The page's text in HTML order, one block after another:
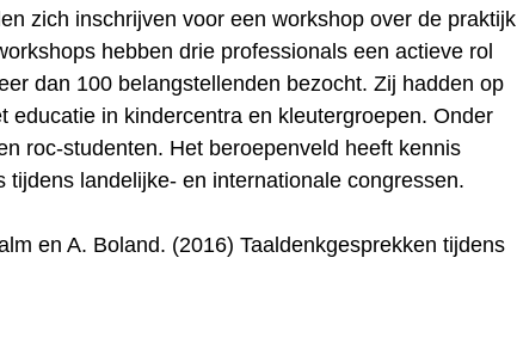
zich inschrijven voor een workshop over de praktijk
hebben drie professionals een actieve rol
dan 100 belangstellenden bezocht. Zij hadden op
educatie in kindercentra en kleutergroepen. Onder
roc-studenten. Het beroepenveld heeft kennis
tijdens landelijke- en internationale congressen.
en A. Boland. (2016) Taaldenkgesprekken tijdens